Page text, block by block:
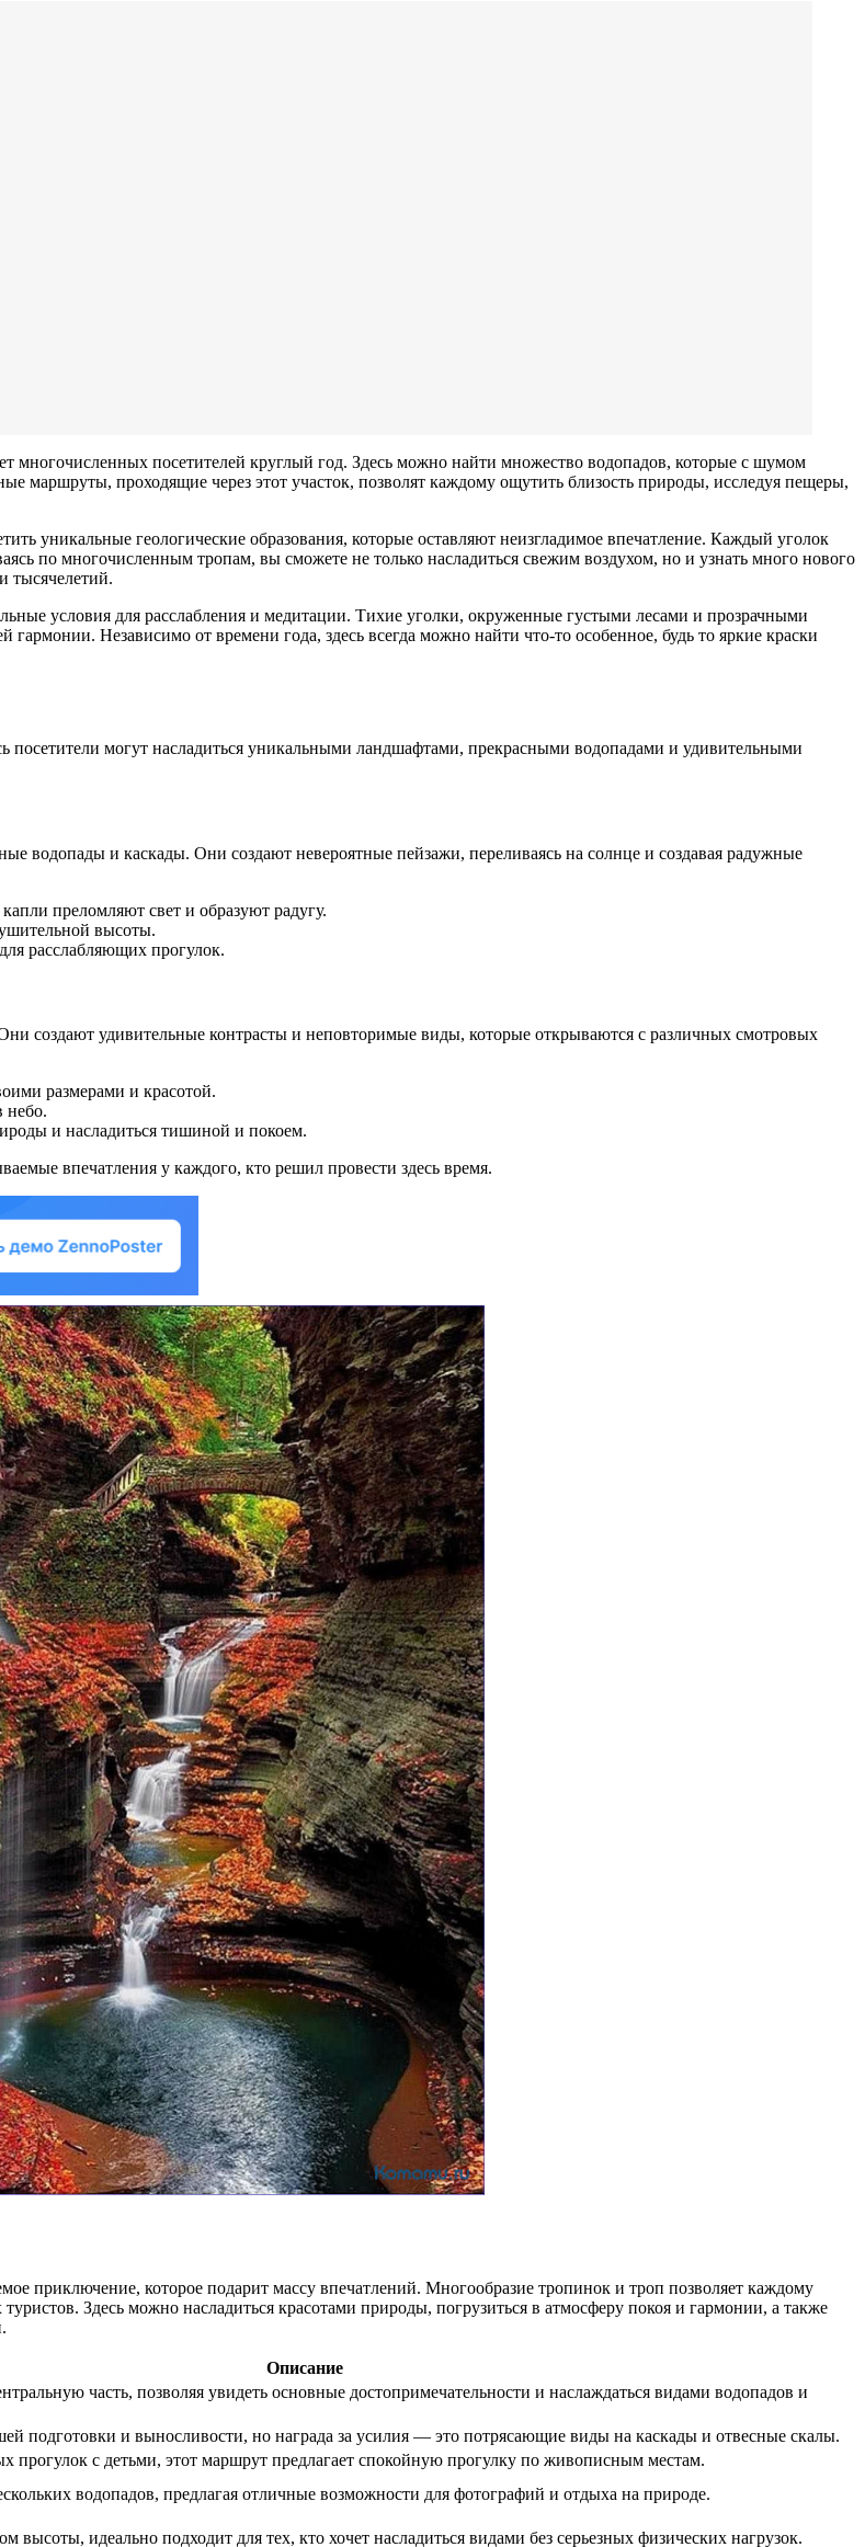
многочисленных посетителей круглый год. Здесь можно найти множество водопадов, которые с шумом
маршруты, проходящие через этот участок, позволят каждому ощутить близость природы, исследуя пещеры,
уникальные геологические образования, которые оставляют неизгладимое впечатление. Каждый уголок
по многочисленным тропам, вы сможете не только насладиться свежим воздухом, но и узнать много нового
тысячелетий.
условия для расслабления и медитации. Тихие уголки, окруженные густыми лесами и прозрачными
Независимо от времени года, здесь всегда можно найти что-то особенное, будь то яркие краски
посетители могут насладиться уникальными ландшафтами, прекрасными водопадами и удивительными
водопады и каскады. Они создают невероятные пейзажи, переливаясь на солнце и создавая радужные
преломляют свет и образуют радугу.
высоты.
расслабляющих прогулок.
создают удивительные контрасты и неповторимые виды, которые открываются с различных смотровых
размерами и красотой.
и насладиться тишиной и покоем.
впечатления у каждого, кто решил провести здесь время.
приключение, которое подарит массу впечатлений. Многообразие тропинок и троп позволяет каждому
Здесь можно насладиться красотами природы, погрузиться в атмосферу покоя и гармонии, а также
Описание
часть, позволяя увидеть основные достопримечательности и наслаждаться видами водопадов и
подготовки и выносливости, но награда за усилия — это потрясающие виды на каскады и отвесные скалы.
прогулок с детьми, этот маршрут предлагает спокойную прогулку по живописным местам.
водопадов, предлагая отличные возможности для фотографий и отдыха на природе.
идеально подходит для тех, кто хочет насладиться видами без серьезных физических нагрузок.